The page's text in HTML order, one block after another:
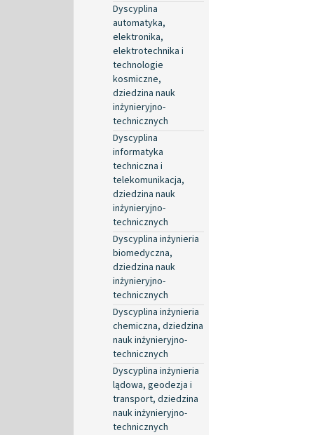
Dyscyplina
automatyka,
elektronika,
elektrotechnika i
technologie
kosmiczne,
dziedzina nauk
inżynieryjno-
technicznych
Dyscyplina
informatyka
techniczna i
telekomunikacja,
dziedzina nauk
inżynieryjno-
technicznych
Dyscyplina inżynieria
biomedyczna,
dziedzina nauk
inżynieryjno-
technicznych
Dyscyplina inżynieria
chemiczna, dziedzina
nauk inżynieryjno-
technicznych
Dyscyplina inżynieria
lądowa, geodezja i
transport, dziedzina
nauk inżynieryjno-
technicznych